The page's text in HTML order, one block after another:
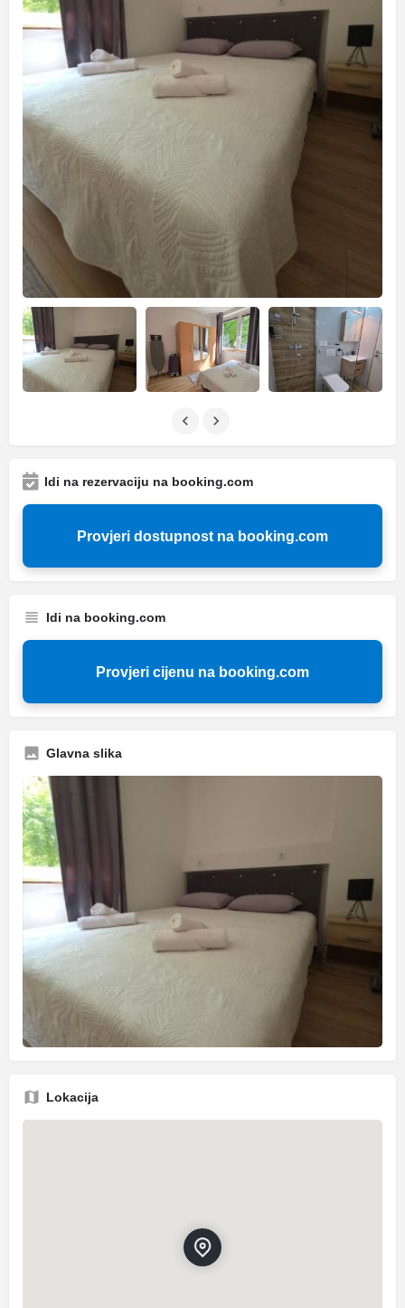
Idi na rezervaciju na booking.com
Provjeri dostupnost na booking.com
Idi na booking.com
Provjeri cijenu na booking.com
Glavna slika
Lokacija